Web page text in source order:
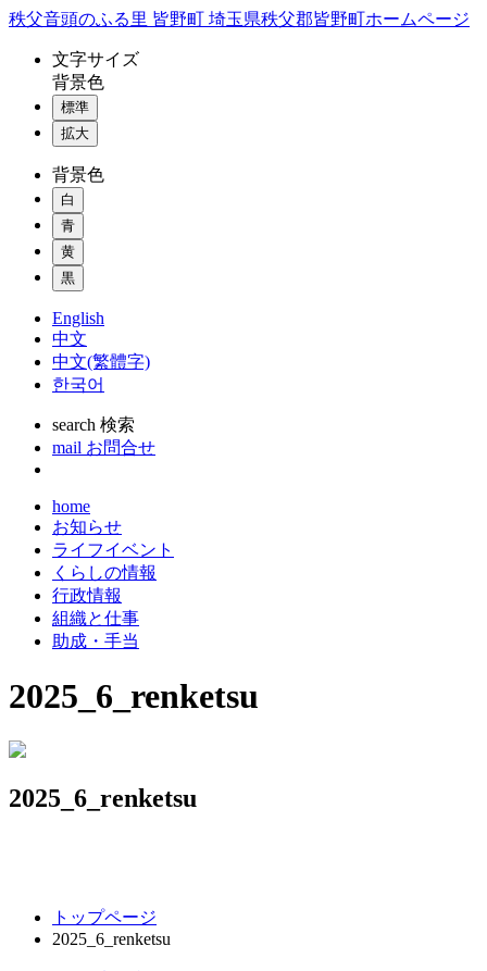
コ
秩父音頭のふる里 皆野町 埼玉県秩父郡皆野町ホームページ
文字サイズ
背景色
標準
拡大
背景色
白
青
黄
黒
English
中文
中文(繁體字)
한국어
search 検索
mail お問合せ
home
お知らせ
ライフイベント
くらしの情報
行政情報
組織と仕事
助成・手当
2025_6_renketsu
2025_6_renketsu
トップページ
2025_6_renketsu